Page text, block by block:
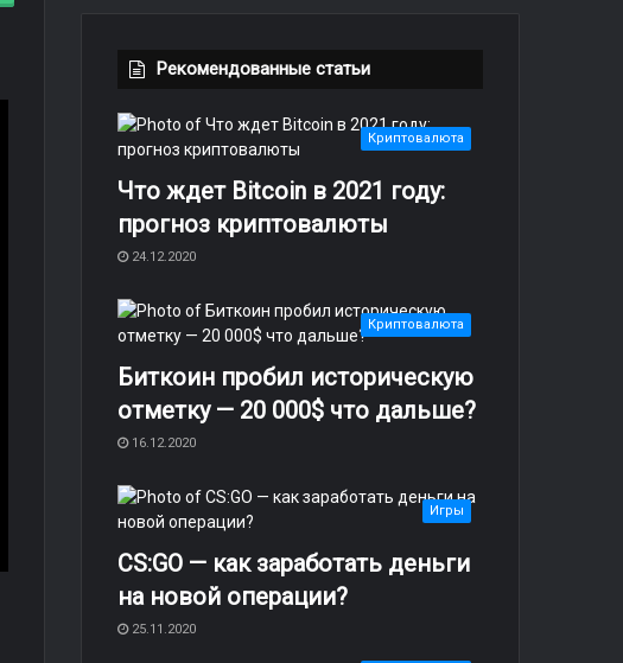
e
b
o
t
r
u
e
o
Рекомендованные статьи
Криптовалюта
Что ждет Bitcoin в 2021 году:
прогноз криптовалюты
24.12.2020
Криптовалюта
Биткоин пробил историческую
отметку — 20 000$ что дальше?
16.12.2020
Игры
CS:GO — как заработать деньги
на новой операции?
25.11.2020